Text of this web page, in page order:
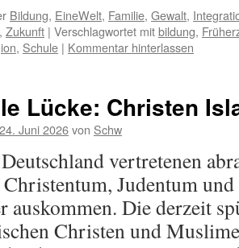
Bildung, EineWelt, Familie, Gewalt,
, Zukunft | Verschlagwortet mitbildung,
, Schule | Kommentar hinterlassen
Lücke: Christen
24. Juni 2026von Schw
vertretenen
Judentum
auskommen. Die derzeit
Christen und